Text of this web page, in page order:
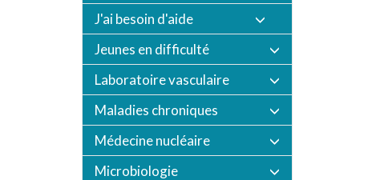
J'ai besoin d'aide
Jeunes en difficulté
Laboratoire vasculaire
Maladies chroniques
Médecine nucléaire
Microbiologie